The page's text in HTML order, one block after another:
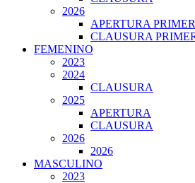
2026
APERTURA
CLAUSURA
FEMENINO
2023
2024
CLAUSURA
2025
APERTURA
CLAUSURA
2026
2026
MASCULINO
2023